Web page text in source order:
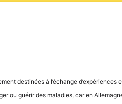
desti­nées à l’é­ch­an­ge d’expé­ri­en­ces
ou guérir des mala­dies, car en